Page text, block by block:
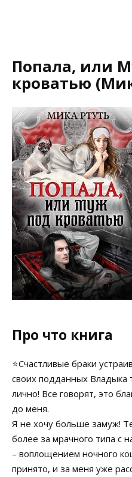
Попала, или
кроватью
Про что книга
⭐️Счастливые браки
своих подданных Владыка
лично! Все говорят, это
до меня.
Я не хочу больше замуж!
более за мрачного типа с
– воплощением ночного
принято, и за меня уже